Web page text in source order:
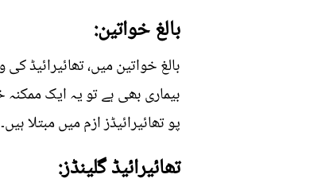
بالغ خواتین:
پو تھائیرائیڈز ازم میں مبتلا ہیں۔
تھائیرائیڈ گلینڈز: